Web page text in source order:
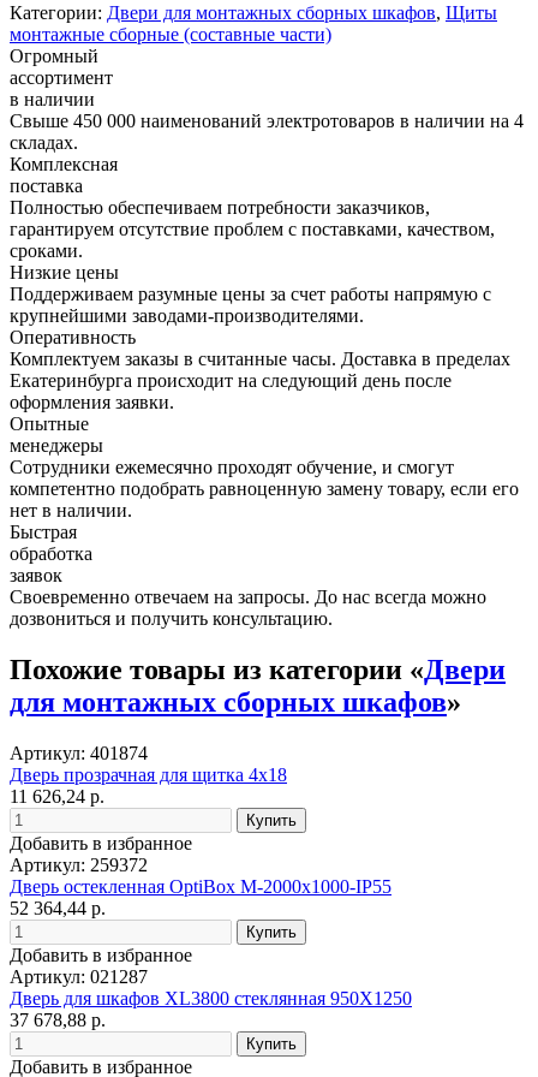
Категории: Двери для монтажных сборных шкафов, Щиты
монтажные сборные (составные части)
Огромный
ассортимент
в наличии
Свыше 450 000 наименований электротоваров в наличии на 4
складах.
Комплексная
поставка
Полностью обеспечиваем потребности заказчиков,
гарантируем отсутствие проблем с поставками, качеством,
сроками.
Низкие цены
Поддерживаем разумные цены за счет работы напрямую с
крупнейшими заводами-производителями.
Оперативность
Комплектуем заказы в считанные часы. Доставка в пределах
Екатеринбурга происходит на следующий день после
оформления заявки.
Опытные
менеджеры
Сотрудники ежемесячно проходят обучение, и смогут
компетентно подобрать равноценную замену товару, если его
нет в наличии.
Быстрая
обработка
заявок
Своевременно отвечаем на запросы. До нас всегда можно
дозвониться и получить консультацию.
Похожие товары из категории «Двери
для монтажных сборных шкафов»
Артикул: 401874
Дверь прозрачная для щитка 4х18
11 626,24 р.
Добавить в избранное
Артикул: 259372
Дверь остекленная OptiBox M-2000х1000-IP55
52 364,44 р.
Добавить в избранное
Артикул: 021287
Дверь для шкафов XL3800 стеклянная 950Х1250
37 678,88 р.
Добавить в избранное